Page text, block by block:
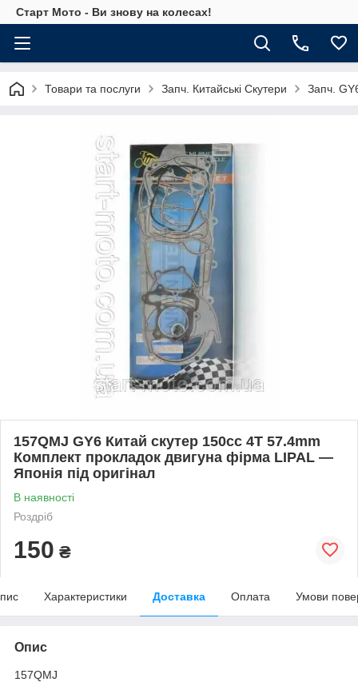
Старт Мото - Ви знову на колесах!
Товари та послуги Запч. Китайські Скутери Запч.
157QMJ GY6 Китай скутер 150сс 4T 57.4mm
Комплект прокладок двигуна фірма LIPAL —
Японія під оригінал
В наявності
Роздріб
150 ₴
Характеристики Доставка Оплата Умови
Опис
157QMJ